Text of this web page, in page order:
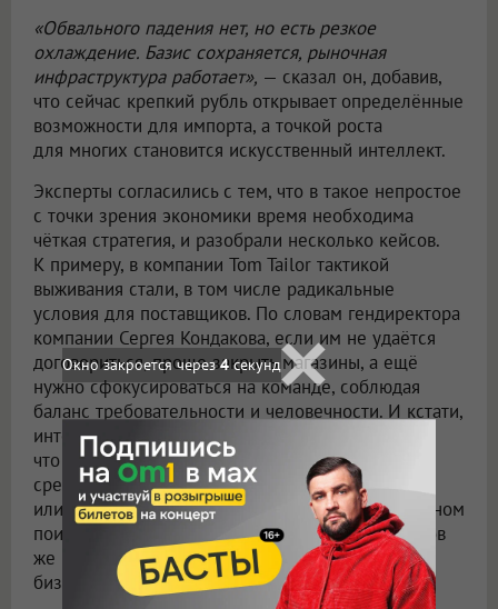
«Обвального падения нет, но есть резкое
охлаждение. Базис сохраняется, рыночная
инфраструктура работает», — сказал он, добавив,
что сейчас крепкий рубль открывает определённые
возможности для импорта, а точкой роста
для многих становится искусственный интеллект.
Эксперты согласились с тем, что в такое непростое
с точки зрения экономики время необходима
чёткая стратегия, и разобрали несколько кейсов.
К примеру, в компании Tom Tailor тактикой
выживания стали, в том числе радикальные
условия для поставщиков. По словам гендиректора
компании Сергея Кондакова, если им не удаётся
договориться, проще закрыть магазины, а ещё
нужно сфокусироваться на команде, соблюдая
баланс требовательности и человечности. И кстати,
интерактивный опрос зала тоже показал,
что большинство предпринимателей выбирают
среднее «держимся, стараемся», а не «растём»
или «мы в кризисе». И именно в этом напряжённом
поиске опоры и прозвучал главный вопрос: каков
же всё-таки локальный код новосибирского
бизнеса?
Окно закроется через3секунд